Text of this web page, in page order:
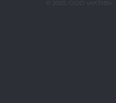
© 2025. ООО «АКТИВ»